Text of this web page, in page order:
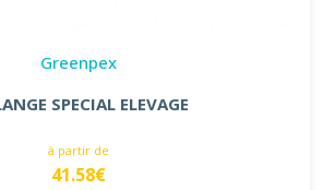
Greenpex
SPECIAL ELEVAGE
à partir de
41.58€